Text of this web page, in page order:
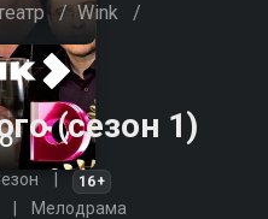
/ Wink /
(сезон 1)
16+
Мелодрама